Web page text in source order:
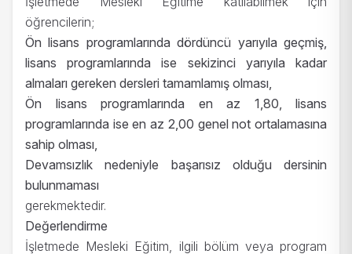
öğrencilerin;
Ön lisans programlarında dördüncü yarıyıla geçmiş,
lisans programlarında ise sekizinci yarıyıla kadar
almaları gereken dersleri tamamlamış olması,
Ön lisans programlarında en az 1,80, lisans
programlarında ise en az 2,00 genel not ortalamasına
sahip olması,
Devamsızlık nedeniyle başarısız olduğu dersinin
bulunmaması
gerekmektedir.
Değerlendirme
İşletmede Mesleki Eğitim, ilgili bölüm veya program